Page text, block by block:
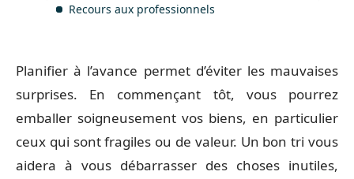
Recours aux professionnels
Planifier à l’avance permet d’éviter les mauvaises
surprises. En commençant tôt, vous pourrez
emballer soigneusement vos biens, en particulier
ceux qui sont fragiles ou de valeur. Un bon tri vous
aidera à vous débarrasser des choses inutiles,